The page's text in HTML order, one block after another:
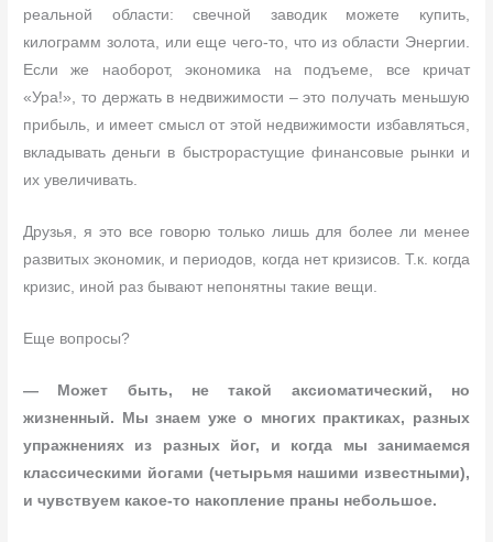
реальной области: свечной заводик можете купить,
килограмм золота, или еще чего-то, что из области Энергии.
Если же наоборот, экономика на подъеме, все кричат
«Ура!», то держать в недвижимости – это получать меньшую
прибыль, и имеет смысл от этой недвижимости избавляться,
вкладывать деньги в быстрорастущие финансовые рынки и
их увеличивать.
Друзья, я это все говорю только лишь для более ли менее
развитых экономик, и периодов, когда нет кризисов. Т.к. когда
кризис, иной раз бывают непонятны такие вещи.
Еще вопросы?
— Может быть, не такой аксиоматический, но
жизненный. Мы знаем уже о многих практиках, разных
упражнениях из разных йог, и когда мы занимаемся
классическими йогами (четырьмя нашими известными),
и чувствуем какое-то накопление праны небольшое.